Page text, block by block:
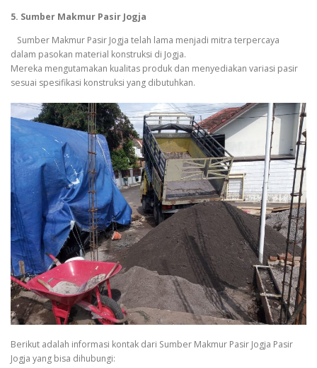
5. Sumber Makmur Pasir Jogja
Sumber Makmur Pasir Jogja telah lama menjadi mitra terpercaya
dalam pasokan material konstruksi di Jogja.
Mereka mengutamakan kualitas produk dan menyediakan variasi pasir
sesuai spesifikasi konstruksi yang dibutuhkan.
Berikut adalah informasi kontak dari Sumber Makmur Pasir Jogja Pasir
Jogja yang bisa dihubungi: